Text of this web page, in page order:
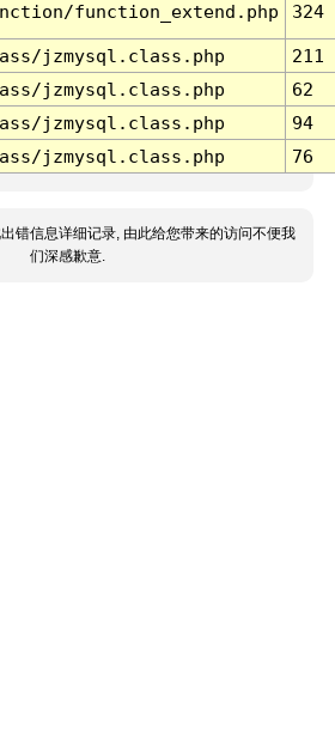
function_extend.php 324
jzmysql.class.php
211
jzmysql.class.php
62
jzmysql.class.php
94
jzmysql.class.php 76
错信息详细记录, 由此给您带来的访问不便我
们深感歉意.